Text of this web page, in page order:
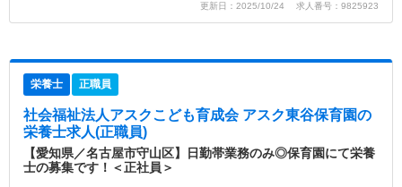
更新日：2025/10/24 求人番号：9825923
栄養士 正職員
社会福祉法人アスクこども育成会 アスク東谷保育園の
栄養士求人(正職員)
【愛知県／名古屋市守山区】日勤帯業務のみ◎保育園にて栄養
士の募集です！＜正社員＞